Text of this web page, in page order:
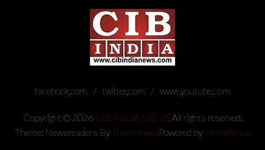
facebook.com twitter.com www.youtube.com
Copyright © 2026 CIB INDIA NEWS. All rights reserved.
Theme: Newsreaders ByThemeinwp. Powered byWordPress.